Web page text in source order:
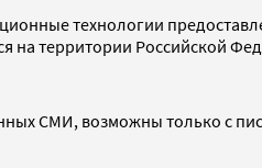
технологии
на территории Российской
СМИ, возможны только с